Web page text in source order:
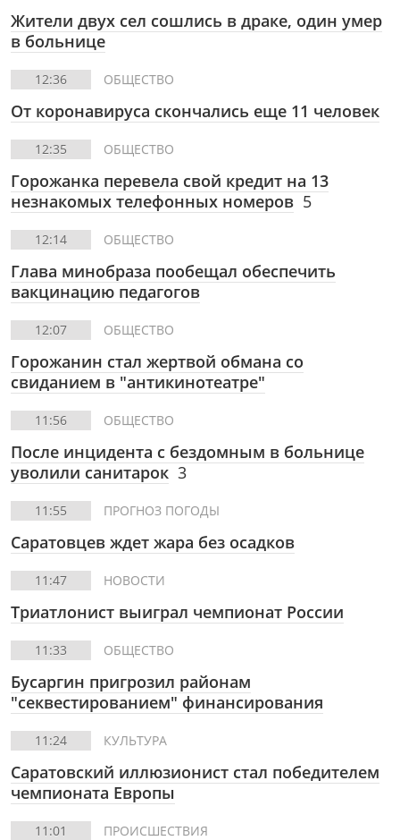
Жители двух сел сошлись в драке, один умер
в больнице
12:36 ОБЩЕСТВО
От коронавируса скончались еще 11 человек
12:35 ОБЩЕСТВО
Горожанка перевела свой кредит на 13
незнакомых телефонных номеров 5
12:14 ОБЩЕСТВО
Глава минобраза пообещал обеспечить
вакцинацию педагогов
12:07 ОБЩЕСТВО
Горожанин стал жертвой обмана со
свиданием в "антикинотеатре"
11:56 ОБЩЕСТВО
После инцидента с бездомным в больнице
уволили санитарок 3
11:55 ПРОГНОЗ ПОГОДЫ
Саратовцев ждет жара без осадков
11:47 НОВОСТИ
Триатлонист выиграл чемпионат России
11:33 ОБЩЕСТВО
Бусаргин пригрозил районам
"секвестированием" финансирования
11:24 КУЛЬТУРА
Саратовский иллюзионист стал победителем
чемпионата Европы
11:01 ПРОИСШЕСТВИЯ